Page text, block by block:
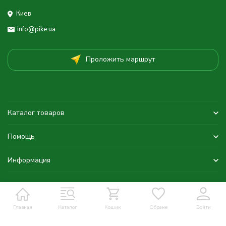
Главная Каталог Кошик Обране Войти
Киев
info@pike.ua
Проложить маршрут
Каталог товаров
Помощь
Информация